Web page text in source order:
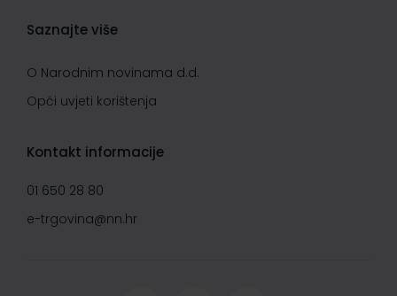
Saznajte više
O Narodnim novinama d.d.
Opći uvjeti korištenja
Kontakt informacije
01 650 28 80
e-trgovina@nn.hr